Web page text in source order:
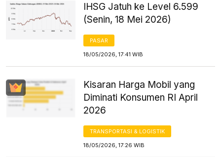
IHSG Jatuh ke Level 6.599
(Senin, 18 Mei 2026)
PASAR
18/05/2026, 17:41 WIB
Kisaran Harga Mobil yang
Diminati Konsumen RI April
2026
TRANSPORTASI & LOGISTIK
18/05/2026, 17:26 WIB